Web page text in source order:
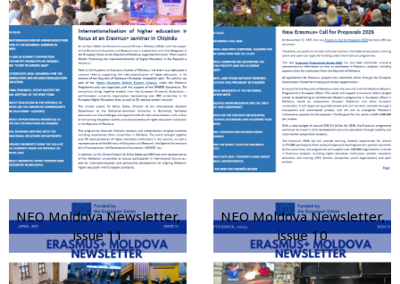
NEO Moldova Newsletter,
issue 11
NEO Moldova Newsletter,
issue 10